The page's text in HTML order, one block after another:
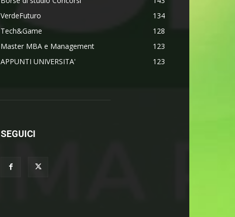
VerdeFuturo
134
Tech&Game
128
Master MBA e Management
123
APPUNTI UNIVERSITA'
123
SEGUICI